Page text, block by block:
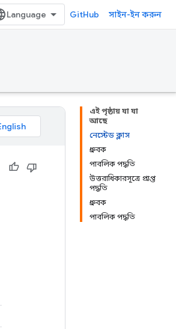
GitHub সাইন-ইন করুন
এই পৃষ্ঠায় যা যা
আছে
নেস্টেড ক্লাস
ধ্রুবক
পাবলিক পদ্ধতি
উত্তরাধিকারসূত্রে প্রাপ্ত
পদ্ধতি
ধ্রুবক
পাবলিক পদ্ধতি